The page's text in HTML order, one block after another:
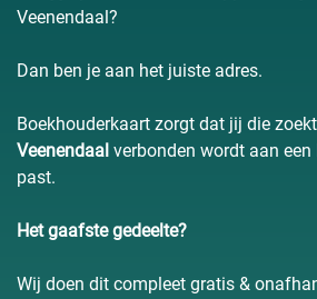
Veenendaal?
Dan ben je aan het juiste adres.
Boekhouderkaart zorgt dat jij die
Veenendaal verbonden wordt aan
past.
Het gaafste gedeelte?
Wij doen dit compleet gratis &